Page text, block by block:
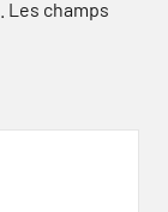
Les champs